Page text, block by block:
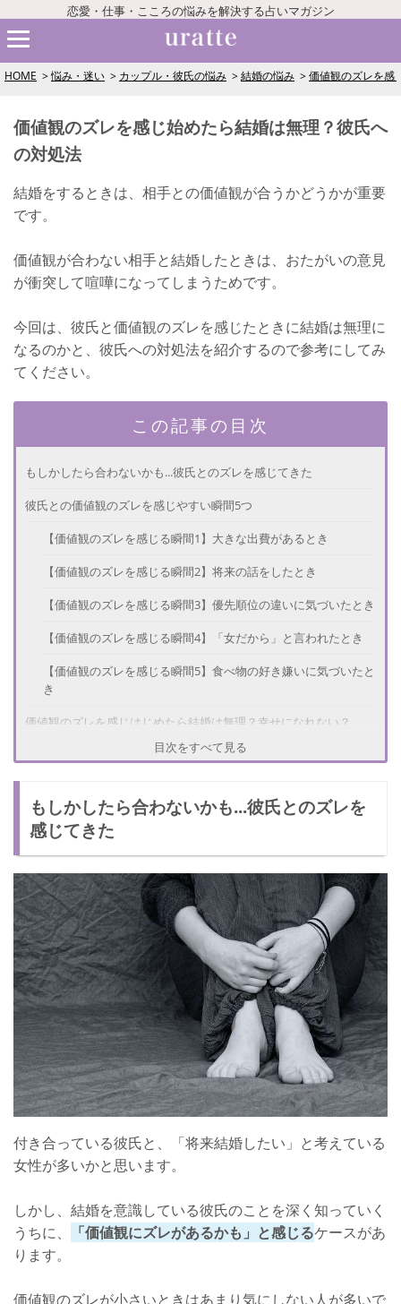
恋愛・仕事・こころの悩みを解決する占いマガジン
HOME 悩み・迷い カップル・彼氏の悩み 結婚の悩み 価値観のズレを感
価値観のズレを感じ始めたら結婚は無理？彼氏へ
の対処法
結婚をするときは、相手との価値観が合うかどうかが重要
です。
価値観が合わない相手と結婚したときは、おたがいの意見
が衝突して喧嘩になってしまうためです。
今回は、彼氏と価値観のズレを感じたときに結婚は無理に
なるのかと、彼氏への対処法を紹介するので参考にしてみ
てください。
この記事の目次
もしかしたら合わないかも...彼氏とのズレを感じてきた
彼氏との価値観のズレを感じやすい瞬間5つ
【価値観のズレを感じる瞬間1】大きな出費があるとき
【価値観のズレを感じる瞬間2】将来の話をしたとき
【価値観のズレを感じる瞬間3】優先順位の違いに気づいたとき
【価値観のズレを感じる瞬間4】「女だから」と言われたとき
【価値観のズレを感じる瞬間5】食べ物の好き嫌いに気づいたと
き
価値観のズレを感じはじめたら結婚は無理？幸せになれない？
なんとかしたい！価値観がズレていると感じたときの対処法
れる
【価値観のズレを感じたときの対処法2】2人で冷静に話し合う
【価値観のズレを感じたときの対処法3】彼氏と別れる
価値観のズレを克服すれば結婚後も幸せに暮らせる！
目次をすべて見る
もしかしたら合わないかも...彼氏とのズレを
感じてきた
付き合っている彼氏と、「将来結婚したい」と考えている
女性が多いかと思います。
しかし、結婚を意識している彼氏のことを深く知っていく
うちに、
「価値観にズレがあるかも」と感じるケースがあ
ります。
価値観のズレが小さいときはあまり気にしない人が多いで